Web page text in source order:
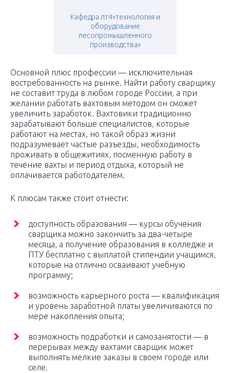
Кафедра лт4«технология и
оборудование
лесопромышленного
производства»
Основной плюс профессии — исключительная
востребованность на рынке. Найти работу сварщику
не составит труда в любом городе России, а при
желании работать вахтовым методом он сможет
увеличить заработок. Вахтовики традиционно
зарабатывают больше специалистов, которые
работают на местах, но такой образ жизни
подразумевает частые разъезды, необходимость
проживать в общежитиях, посменную работу в
течение вахты и период отдыха, который не
оплачивается работодателем.
К плюсам также стоит отнести:
доступность образования — курсы обучения
сварщика можно закончить за два-четыре
месяца, а получение образования в колледже и
ПТУ бесплатно с выплатой стипендии учащимся,
которые на отлично осваивают учебную
программу;
возможность карьерного роста — квалификация
и уровень заработной платы увеличиваются по
мере накопления опыта;
возможность подработки и самозанятости — в
перерывах между вахтами сварщик может
выполнять мелкие заказы в своем городе или
селе.